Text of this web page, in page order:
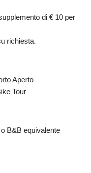
di € 10 per
richiesta.
Aperto
Tour
B&B equivalente